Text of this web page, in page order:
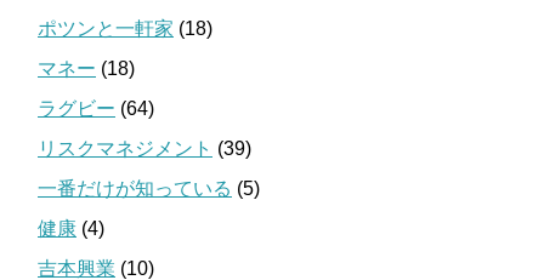
ポツンと一軒家 (18)
マネー (18)
ラグビー (64)
リスクマネジメント (39)
一番だけが知っている (5)
健康 (4)
吉本興業 (10)